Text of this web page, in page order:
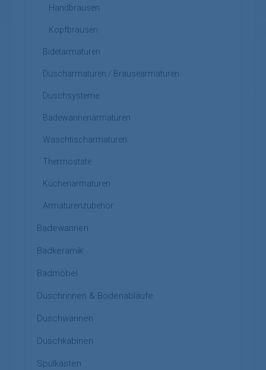
Handbrausen
Kopfbrausen
Bidetarmaturen
Duscharmaturen / Brausearmaturen
Duschsysteme
Badewannenarmaturen
Waschtischarmaturen
Thermostate
Küchenarmaturen
Armaturenzubehör
Badewannen
Badkeramik
Badmöbel
Duschrinnen & Bodenabläufe
Duschwannen
Duschkabinen
Spülkästen